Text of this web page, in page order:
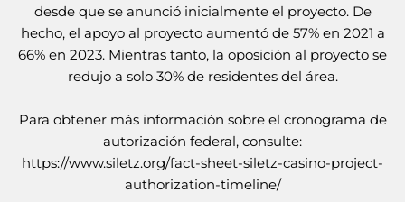
desde que se anunció inicialmente el proyecto. De
hecho, el apoyo al proyecto aumentó de 57% en 2021 a
66% en 2023. Mientras tanto, la oposición al proyecto se
redujo a solo 30% de residentes del área.
Para obtener más información sobre el cronograma de
autorización federal, consulte:
https://www.siletz.org/fact-sheet-siletz-casino-project-
authorization-timeline/